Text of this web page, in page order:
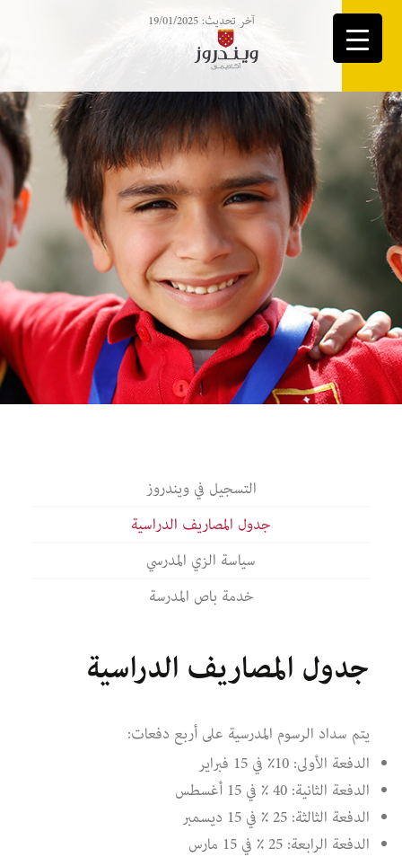
آخر تحديث: 19/01/2025
التسجيل في ويندروز
جدول المصاريف الدراسية
سياسة الزي المدرسي
خدمة باص المدرسة
جدول المصاريف الدراسية
يتم سداد الرسوم المدرسية على أربع دفعات:
الدفعة الأولى: 10٪ في 15 فبراير
الدفعة الثانية: 40 ٪ في 15 أغسطس
الدفعة الثالثة: 25 ٪ في 15 ديسمبر
الدفعة الرابعة: 25 ٪ في 15 مارس